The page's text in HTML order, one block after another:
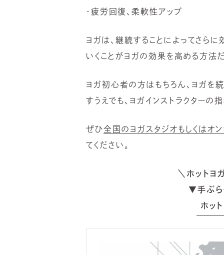
・疲労回復、柔軟性アップ
ヨガは、継続することによってさら
いくことがヨガの効果を高める方法
ヨガ初心者の方はもちろん、ヨガを
すうえでも、ヨガインストラクターの
ぜひ全国のヨガスタジオもしくはオ
てください。
＼ホットヨ
▼手ぶら
ホッ